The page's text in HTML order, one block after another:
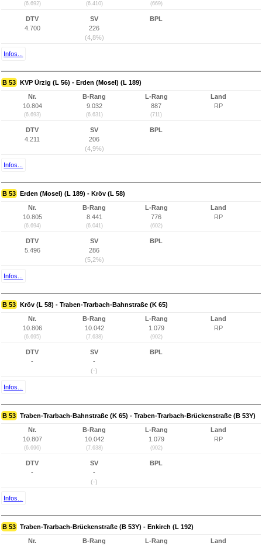
(6.692) (6.410) (669)
DTV
4.700
SV
226
(4,8%)
BPL
Infos...
B 53 KVP Ürzig (L 56) - Erden (Mosel) (L 189)
Nr.
10.804
(6.693)
B-Rang
9.032
(6.631)
L-Rang
887
(711)
Land
RP
DTV
4.211
SV
206
(4,9%)
BPL
Infos...
B 53 Erden (Mosel) (L 189) - Kröv (L 58)
Nr.
10.805
(6.694)
B-Rang
8.441
(6.041)
L-Rang
776
(602)
Land
RP
DTV
5.496
SV
286
(5,2%)
BPL
Infos...
B 53 Kröv (L 58) - Traben-Trarbach-Bahnstraße (K 65)
Nr.
10.806
(6.695)
B-Rang
10.042
(7.638)
L-Rang
1.079
(902)
Land
RP
DTV
-
SV
-
(-)
BPL
Infos...
B 53 Traben-Trarbach-Bahnstraße (K 65) - Traben-Trarbach-Brückenstraße (B 53Y)
Nr.
10.807
(6.696)
B-Rang
10.042
(7.638)
L-Rang
1.079
(902)
Land
RP
DTV
-
SV
-
(-)
BPL
Infos...
B 53 Traben-Trarbach-Brückenstraße (B 53Y) - Enkirch (L 192)
Nr.
B-Rang
L-Rang
Land